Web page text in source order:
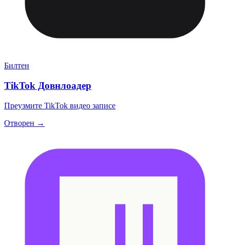
Билтен
TikTok Довнлоадер
Преузмите TikTok видео записе
Отворен →